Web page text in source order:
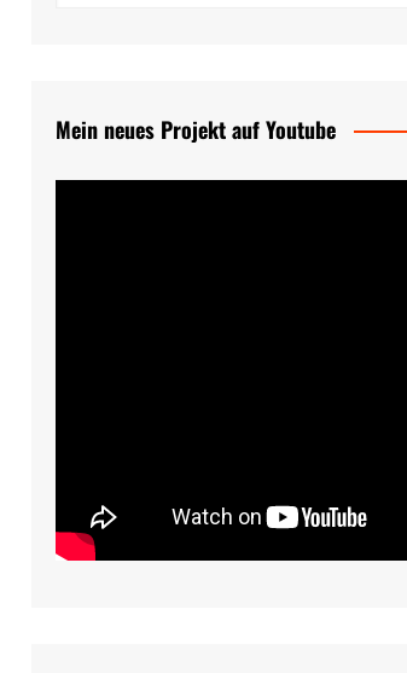
Mein neues Projekt auf Youtube